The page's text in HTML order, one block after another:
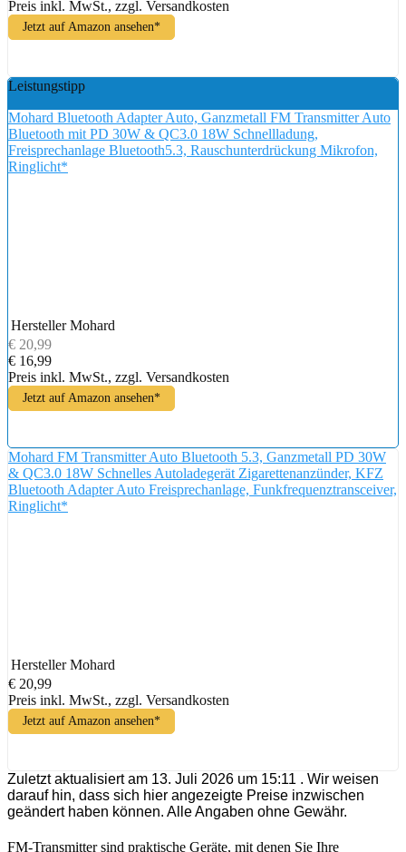
Preis inkl. MwSt., zzgl. Versandkosten
Jetzt auf Amazon ansehen*
Leistungstipp
Mohard Bluetooth Adapter Auto, Ganzmetall FM Transmitter Auto
Bluetooth mit PD 30W & QC3.0 18W Schnellladung,
Freisprechanlage Bluetooth5.3, Rauschunterdrückung Mikrofon,
Ringlicht*
Hersteller Mohard
€ 20,99
€ 16,99
Preis inkl. MwSt., zzgl. Versandkosten
Jetzt auf Amazon ansehen*
Mohard FM Transmitter Auto Bluetooth 5.3, Ganzmetall PD 30W
& QC3.0 18W Schnelles Autoladegerät Zigarettenanzünder, KFZ
Bluetooth Adapter Auto Freisprechanlage, Funkfrequenztransceiver,
Ringlicht*
Hersteller Mohard
€ 20,99
Preis inkl. MwSt., zzgl. Versandkosten
Jetzt auf Amazon ansehen*
Zuletzt aktualisiert am 13. Juli 2026 um 15:11 . Wir weisen
darauf hin, dass sich hier angezeigte Preise inzwischen
geändert haben können. Alle Angaben ohne Gewähr.
FM-Transmitter sind praktische Geräte, mit denen Sie Ihre